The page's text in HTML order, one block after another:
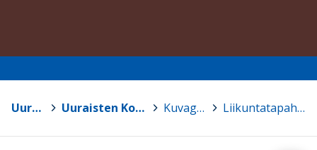
Uurainen > Uuraisten Koulukeskus Kuvagalleria Liikuntatapahtumia